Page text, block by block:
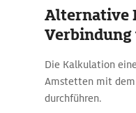
Alternative
Verbindung
Die Kalkulation
Amstetten mit dem
durchführen.